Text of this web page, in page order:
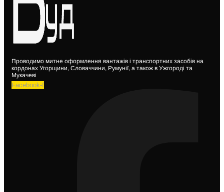
Проводимо митне оформлення вантажів і транспортних засобів на
кордонах Угорщини, Словаччини, Румунії, а також в Ужгороді та
Мукачеві
Facebook-f